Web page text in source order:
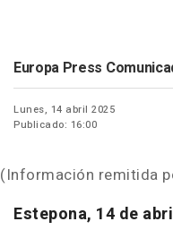
Europa Press
Lunes, 14 abril 2025
Publicado: 16:00
(Información remitida
Estepona, 14 de